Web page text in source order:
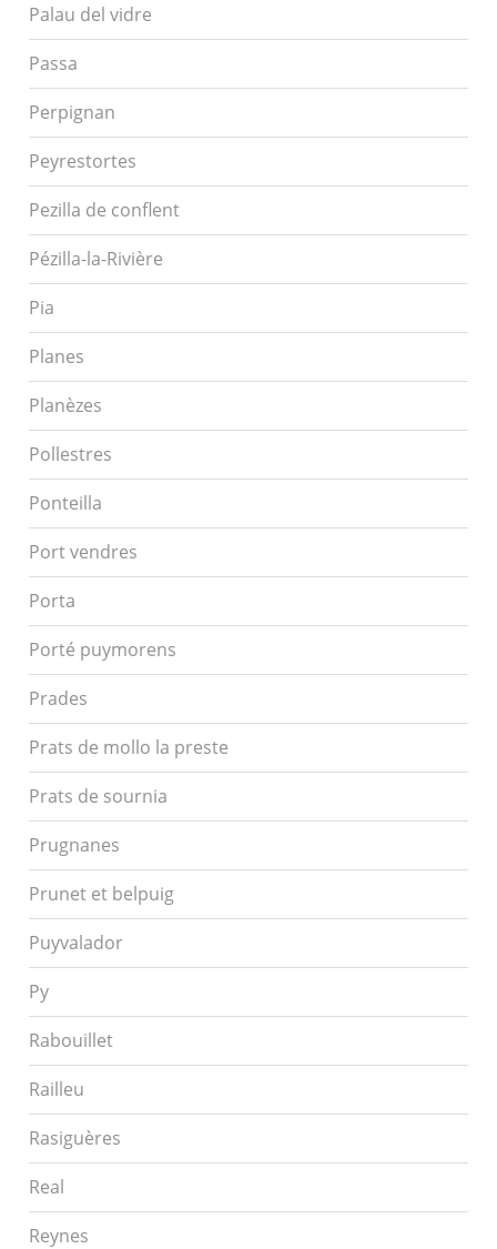
Palau del vidre
Passa
Perpignan
Peyrestortes
Pezilla de conflent
Pézilla-la-Rivière
Pia
Planes
Planèzes
Pollestres
Ponteilla
Port vendres
Porta
Porté puymorens
Prades
Prats de mollo la preste
Prats de sournia
Prugnanes
Prunet et belpuig
Puyvalador
Py
Rabouillet
Railleu
Rasiguères
Real
Reynes